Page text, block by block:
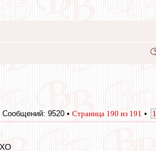
Сообщений: 9520 • Страница 190 из 191 • 1